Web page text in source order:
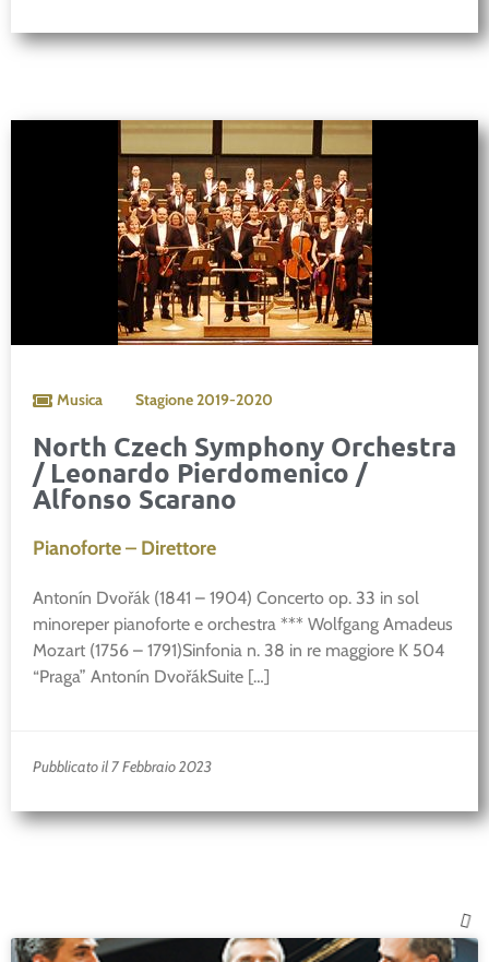
Musica Stagione2019-2020
North Czech Symphony Orchestra
/ Leonardo Pierdomenico /
Alfonso Scarano
Pianoforte – Direttore
Antonín Dvořák (1841 – 1904) Concerto op. 33 in sol
minoreper pianoforte e orchestra *** Wolfgang Amadeus
Mozart (1756 – 1791)Sinfonia n. 38 in re maggiore K 504
“Praga” Antonín DvořákSuite […]
Pubblicato il 7 Febbraio 2023